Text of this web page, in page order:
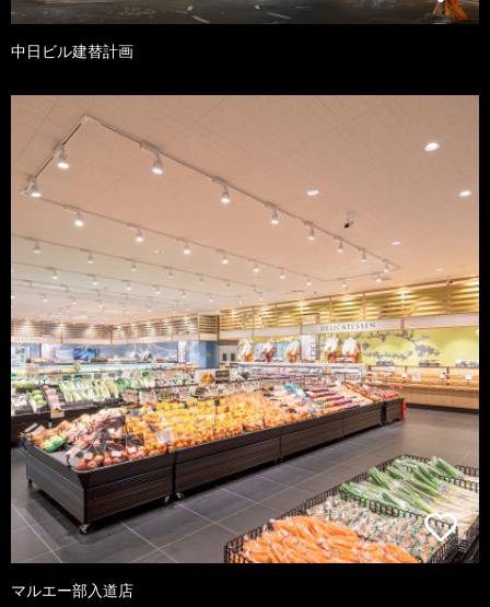
中日ビル建替計画
マルエー部入道店